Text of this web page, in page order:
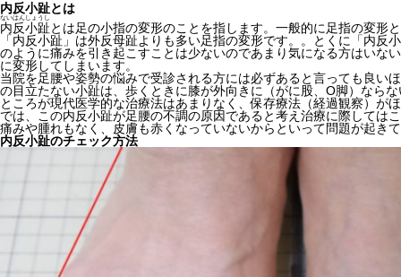
内反小趾とは
内反小趾
ないはんしょうし
とは足の小指の変形のことを指します。一般的に足指の変形
「内反小趾」は外反母趾よりも多い足指の変形です。。とくに「内
のように痛みを引き起こすことは少ないのであまり気になる方はいな
に変形してしまいます。
当院を足腰や姿勢の悩みで受診される方には必ずあると言っても良
の目立たない小趾は、歩くときに膝が外向きに（がに股、O脚）なら
ところが現代医学的な治療法はあまりなく、保存療法（経過観察）が
では、この内反小趾が足腰の不調の原因であると考え治療に際しては
痛みや腫れもなく、皮膚も赤くなっていないからといって問題が起き
内反小趾のチェック方法